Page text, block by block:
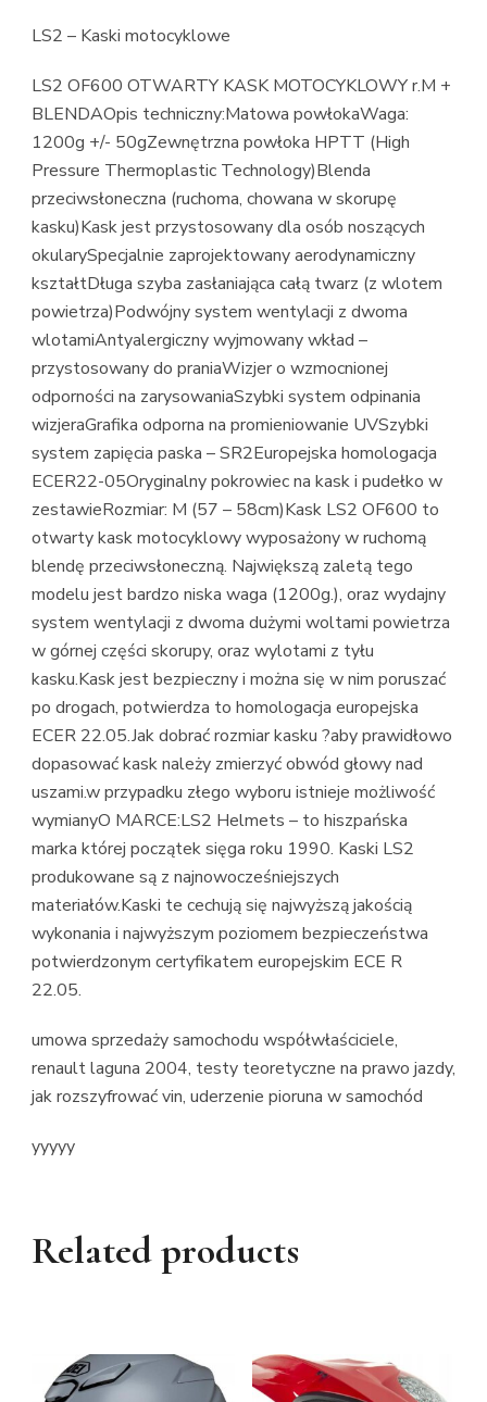
LS2 – Kaski motocyklowe
LS2 OF600 OTWARTY KASK MOTOCYKLOWY r.M +
BLENDAOpis techniczny:Matowa powłokaWaga:
1200g +/- 50gZewnętrzna powłoka HPTT (High
Pressure Thermoplastic Technology)Blenda
przeciwsłoneczna (ruchoma, chowana w skorupę
kasku)Kask jest przystosowany dla osób noszących
okularySpecjalnie zaprojektowany aerodynamiczny
kształtDługa szyba zasłaniająca całą twarz (z wlotem
powietrza)Podwójny system wentylacji z dwoma
wlotamiAntyalergiczny wyjmowany wkład –
przystosowany do praniaWizjer o wzmocnionej
odporności na zarysowaniaSzybki system odpinania
wizjeraGrafika odporna na promieniowanie UVSzybki
system zapięcia paska – SR2Europejska homologacja
ECER22-05Oryginalny pokrowiec na kask i pudełko w
zestawieRozmiar: M (57 – 58cm)Kask LS2 OF600 to
otwarty kask motocyklowy wyposażony w ruchomą
blendę przeciwsłoneczną. Największą zaletą tego
modelu jest bardzo niska waga (1200g.), oraz wydajny
system wentylacji z dwoma dużymi woltami powietrza
w górnej części skorupy, oraz wylotami z tyłu
kasku.Kask jest bezpieczny i można się w nim poruszać
po drogach, potwierdza to homologacja europejska
ECER 22.05.Jak dobrać rozmiar kasku ?aby prawidłowo
dopasować kask należy zmierzyć obwód głowy nad
uszami.w przypadku złego wyboru istnieje możliwość
wymianyO MARCE:LS2 Helmets – to hiszpańska
marka której początek sięga roku 1990. Kaski LS2
produkowane są z najnowocześniejszych
materiałów.Kaski te cechują się najwyższą jakością
wykonania i najwyższym poziomem bezpieczeństwa
potwierdzonym certyfikatem europejskim ECE R
22.05.
umowa sprzedaży samochodu współwłaściciele,
renault laguna 2004, testy teoretyczne na prawo jazdy,
jak rozszyfrować vin, uderzenie pioruna w samochód
yyyyy
Related products